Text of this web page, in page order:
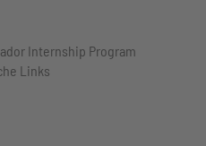
Internship Program
Links